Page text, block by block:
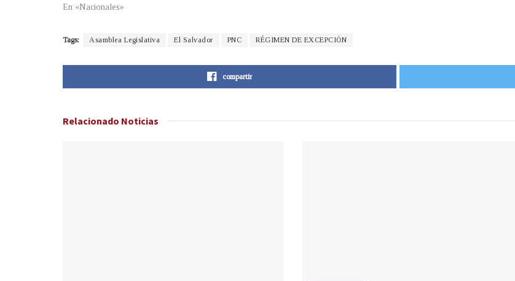
En «Nacionales»
Tags: Asamblea Legislativa El Salvador PNC RÉGIMEN DE EXCEPCIÓN
compartir
Relacionado Noticias